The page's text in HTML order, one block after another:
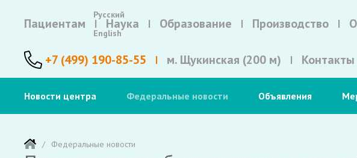
Русский
English
Пациентам Наука Образование Производство
+7 (499) 190-85-55 м. Щукинская (200 м) Контакты
Новости центра Федеральные новости Объявления
Федеральные новости